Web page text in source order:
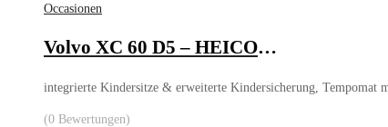
Occasionen
Volvo XC 60 D5 – HEICO Sportiv
integrierte Kindersitze & erweiterte Kindersicherung, Tempomat
(0 Bewertungen)